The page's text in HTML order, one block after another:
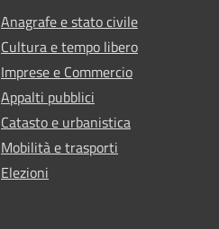
Anagrafe e stato civile
Cultura e tempo libero
Imprese e Commercio
Appalti pubblici
Catasto e urbanistica
Mobilità e trasporti
Elezioni